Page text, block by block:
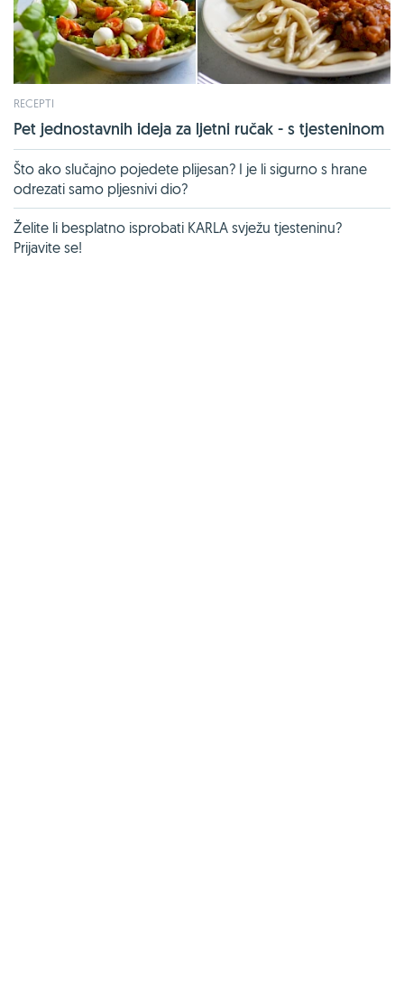
RECEPTI
Pet jednostavnih ideja za ljetni ručak - s tjesteninom
Što ako slučajno pojedete plijesan? I je li sigurno s hrane
odrezati samo pljesnivi dio?
Želite li besplatno isprobati KARLA svježu tjesteninu?
Prijavite se!